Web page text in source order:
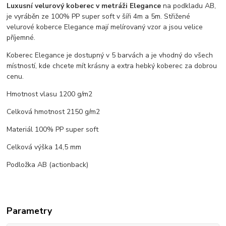
Luxusní velurový koberec v metráži Elegance na podkladu AB,
je vyráběn ze 100% PP super soft v šíři 4m a 5m. Střižené
velurové koberce Elegance mají melírovaný vzor a jsou velice
příjemné.
Koberec Elegance je dostupný v 5 barvách a je vhodný do všech
místností, kde chcete mít krásny a extra hebký koberec za dobrou
cenu.
Hmotnost vlasu 1200 g/m2
Celková hmotnost 2150 g/m2
Materiál 100% PP super soft
Celková výška 14,5 mm
Podložka AB (actionback)
Parametry